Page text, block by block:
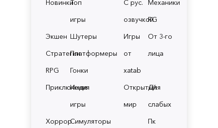
НовинкиТоп
игры
Экшен Шутеры
СтратегииПлатформеры
RPG
Гонки
Приключения
Инди
игры
ХоррорСимуляторы
С рус.
озвучкой
Механики
RG
Игры
от
xatab
От 3-го
лица
Открытый
мир
Для
слабых
Пк